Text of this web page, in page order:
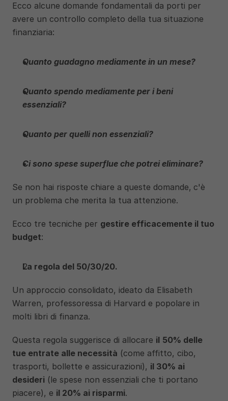
Ecco alcune domande fondamentali da porti per
avere un controllo completo della tua situazione
finanziaria:
Quanto guadagno mediamente in un mese?
Quanto spendo mediamente per i beni
essenziali?
Quanto per quelli non essenziali?
Ci sono spese superflue che potrei eliminare?
Se non hai risposte chiare a queste domande, c'è
un problema che merita la tua attenzione.
Ecco tre tecniche per gestire efficacemente il tuo
budget:
La regola del 50/30/20.
Un approccio consolidato, ideato da Elisabeth
Warren, professoressa di Harvard e popolare in
molti libri di finanza.
Questa regola suggerisce di allocare il 50% delle
tue entrate alle necessità (come affitto, cibo,
trasporti, bollette e assicurazioni), il 30% ai
desideri (le spese non essenziali che ti portano
piacere), e il 20% ai risparmi.